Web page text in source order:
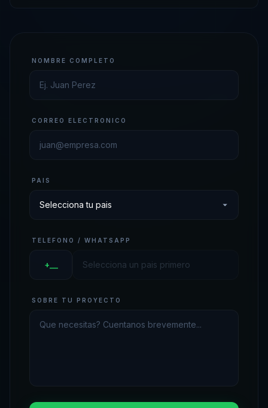
NOMBRE COMPLETO
CORREO ELECTRONICO
PAIS
TELEFONO / WHATSAPP
+__
SOBRE TU PROYECTO